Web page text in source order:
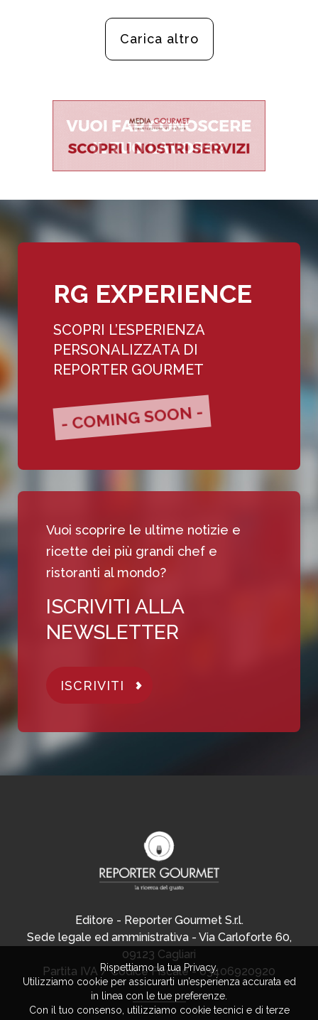
Carica altro
RG EXPERIENCE
SCOPRI L’ESPERIENZA
PERSONALIZZATA DI
REPORTER GOURMET
- COMING SOON -
Vuoi scoprire le ultime notizie e
ricette dei più grandi chef e
ristoranti al mondo?
ISCRIVITI ALLA
NEWSLETTER
ISCRIVITI
Editore - Reporter Gourmet S.r.l.
Sede legale ed amministrativa - Via Carloforte 60,
09123 Cagliari
Partita IVA / Codice Fiscale - 03406920920
Rispettiamo la tua Privacy.
Utilizziamo cookie per assicurarti un’esperienza accurata ed
in linea con le tue preferenze.
Con il tuo consenso, utilizziamo cookie tecnici e di terze